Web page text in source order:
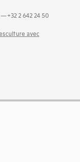
+32 2 642 24 50
avec